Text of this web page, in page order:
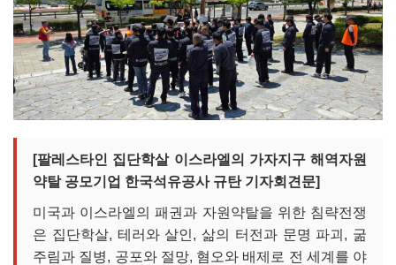
[팔레스타인 집단학살 이스라엘의 가자지구 해역자원
약탈 공모기업 한국석유공사 규탄 기자회견문]
미국과 이스라엘의 패권과 자원약탈을 위한 침략전쟁
은 집단학살, 테러와 살인, 삶의 터전과 문명 파괴, 굶
주림과 질병, 공포와 절망, 혐오와 배제로 전 세계를 야